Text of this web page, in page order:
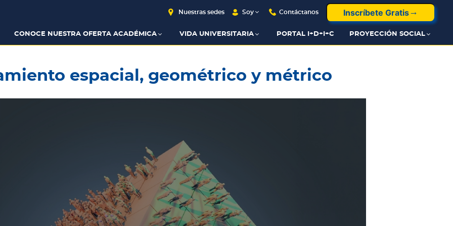
Nuestras sedes Soy Contáctanos Inscríbete Gratis
CONOCE NUESTRA OFERTA ACADÉMICA VIDA UNIVERSITARIA PORTAL I+D+I+C PROYECCIÓN SOCIAL
espacial, geométrico y métrico